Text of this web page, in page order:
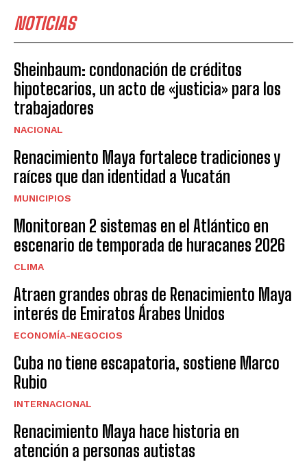
NOTICIAS
Sheinbaum: condonación de créditos
hipotecarios, un acto de «justicia» para los
trabajadores
NACIONAL
Renacimiento Maya fortalece tradiciones y
raíces que dan identidad a Yucatán
MUNICIPIOS
Monitorean 2 sistemas en el Atlántico en
escenario de temporada de huracanes 2026
CLIMA
Atraen grandes obras de Renacimiento Maya
interés de Emiratos Árabes Unidos
ECONOMÍA-NEGOCIOS
Cuba no tiene escapatoria, sostiene Marco
Rubio
INTERNACIONAL
Renacimiento Maya hace historia en
atención a personas autistas